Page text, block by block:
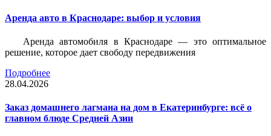
Аренда авто в Краснодаре: выбор и условия
Аренда автомобиля в Краснодаре — это оптимальное
решение, которое дает свободу передвижения
Подробнее
28.04.2026
Заказ домашнего лагмана на дом в Екатеринбурге: всё о
главном блюде Средней Азии